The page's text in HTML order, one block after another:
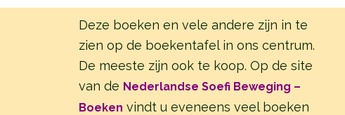
Deze boeken en vele andere zijn in te
zien op de boekentafel in ons centrum.
De meeste zijn ook te koop. Op de site
van de Nederlandse Soefi Beweging –
Boeken vindt u eveneens veel boeken